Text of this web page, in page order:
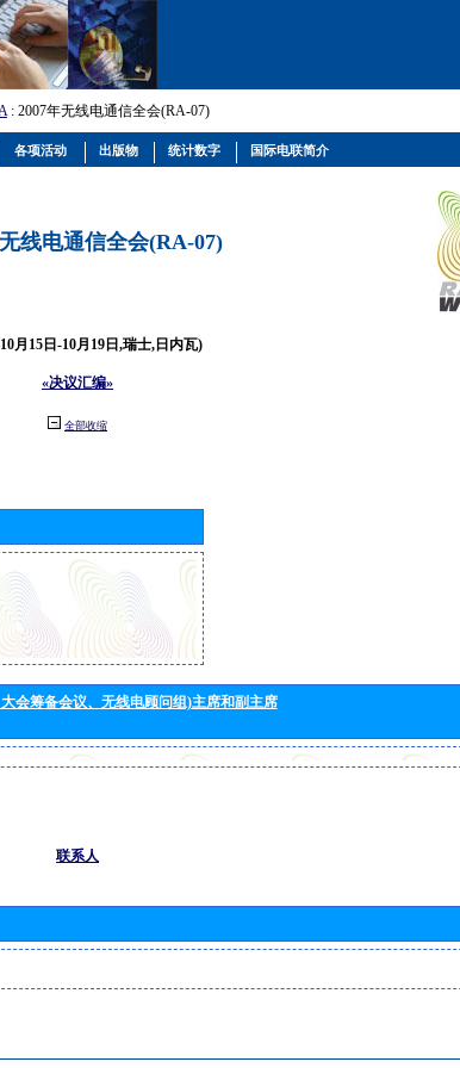
: 2007年无线电通信全会(RA-07)
线电通信全会(RA-07)
月15日-10月19日,瑞士,日内瓦)
«决议汇编»
全部收缩
会筹备会议、无线电顾问组)主席和副主席
联系人
各项活动 出版物 统计数字 国际电联简介